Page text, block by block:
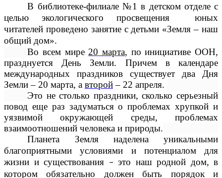
В библиотеке-филиале №1 в детском отделе с
целью экологического просвещения юных
читателей проведено занятие с детьми «Земля – наш
общий дом».
Во всем мире 20 марта, по инициативе ООН,
празднуется День Земли. Причем в календаре
международных праздников существует два Дня
Земли – 20 марта, а второй– 22 апреля.
Это не столько праздники, сколько серьезный
повод еще раз задуматься о проблемах хрупкой и
уязвимой окружающей среды, проблемах
взаимоотношений человека и природы.
Планета Земля наделена уникальными
благоприятными условиями и потенциалом для
жизни и существования –это наш родной дом, в
котором обязательно должен быть порядок и